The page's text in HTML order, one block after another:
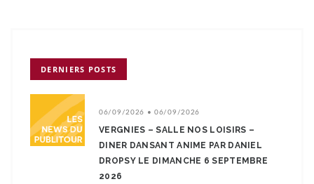
DERNIERS POSTS
06/09/2026 • 06/09/2026
VERGNIES – SALLE NOS LOISIRS –
DINER DANSANT ANIME PAR DANIEL
DROPSY LE DIMANCHE 6 SEPTEMBRE
2026